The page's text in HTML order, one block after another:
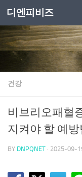
Skip to content
디엔피비즈
건강
비브리오패혈
지켜야 할 예방
BY DNPQNET · 2025-09-